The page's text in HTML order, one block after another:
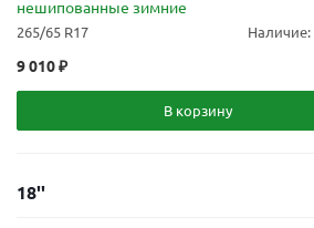
нешипованные зимние
265/65 R17 Наличие:
9 010₽
В корзину
18''